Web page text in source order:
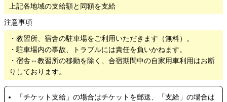
上記各地域の支給額と同額を支給
注意事項
・教習所、宿舎の駐車場をご利用いただきます（無料）。
・駐車場内の事故、トラブルには責任を負いかねます。
・宿舎⇔教習所の移動を除く、合宿期間中の自家用車利用はお断
りしております。
「チケット支給」の場合はチケットを郵送、「支給」の場合は